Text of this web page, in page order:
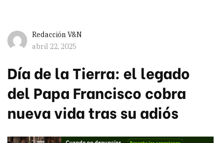
Redacción V&N
abril 22, 2025
Día de la Tierra: el legado
del Papa Francisco cobra
nueva vida tras su adiós